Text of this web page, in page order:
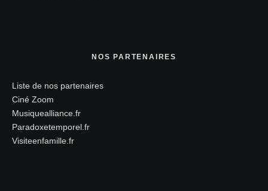
NOS PARTENAIRES
Liste de nos partenaires
Ciné Zoom
Musiquealliance.fr
Paradoxetemporel.fr
Visiteenfamille.fr